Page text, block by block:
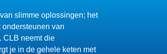
slimme oplossingen; het
van
CLB neemt die
je in de gehele keten met